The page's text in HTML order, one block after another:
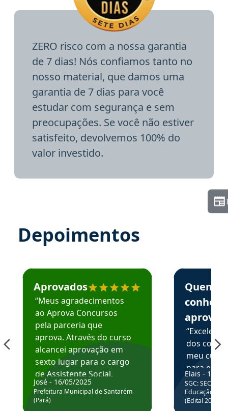
ZERO risco com a nossa garantia
de 7 dias! Nós confiamos tanto no
nosso material, que damos uma
garantia de 7 dias para você
estudar com segurança e sem
preocupações. Se você não estiver
satisfeito, devolvemos 100% do
valor investido.
Depoimentos
Estudante José recomenda o Aprova Concursos em
Aprovados
“Meus agradecimentos
ao Aprova Concursos
pela parceria que
aprova. Através do curso
alcancei aprovação em
sexto lugar para o cargo
de Assistente Social.
Hoje estou atuando na
Prefeitura de Santarém.
José - 16/05/2025
Prefeitura Municipal de Santarém
(Pará)
Estudante
Quem
aprova
dos
meu
para
colocar
através
de
Elais - 15/
SGC: SEC BA
Educação
(Edital